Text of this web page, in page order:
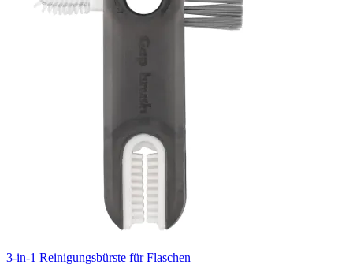
3-in-1 Reinigungsbürste für Flaschen